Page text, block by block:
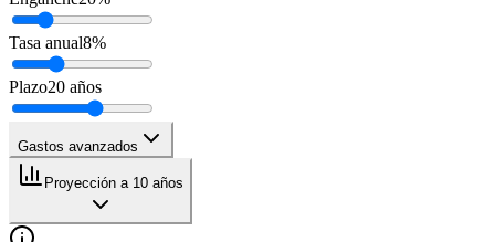
Tasa anual8%
Plazo20 años
Gastos avanzados
Proyección a 10 años